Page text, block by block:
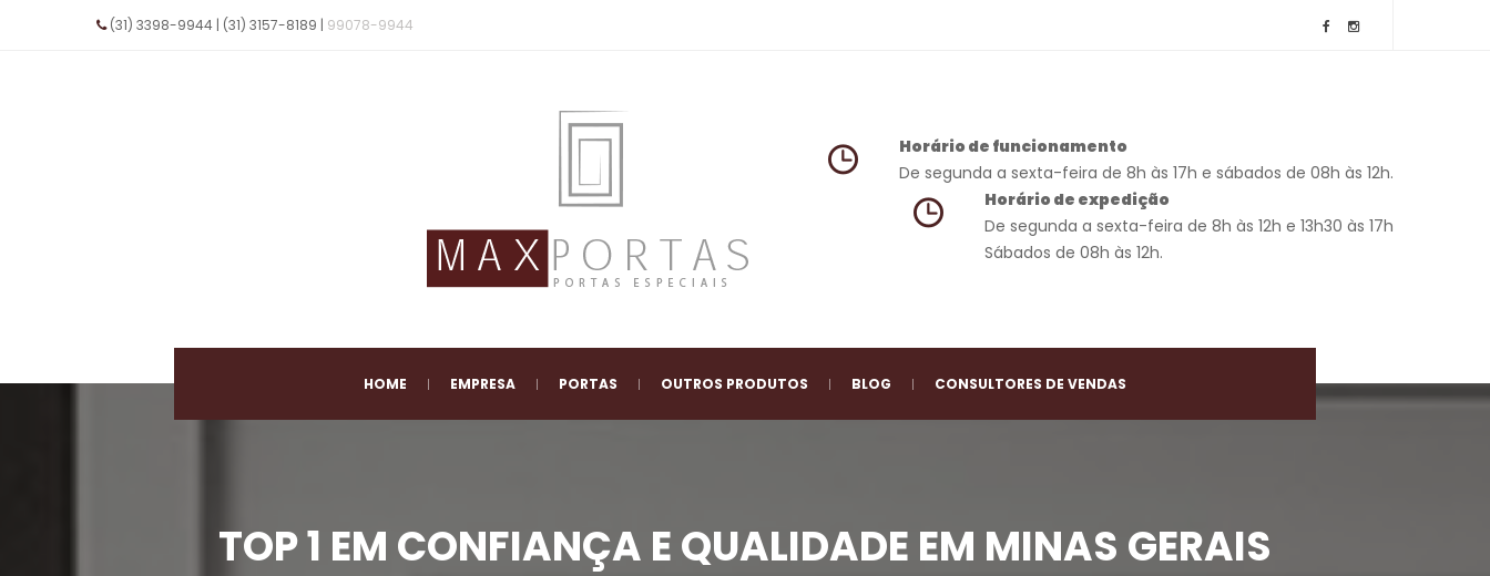
(31) 3398-9944 | (31) 3157-8189 | 99078-9944
Horário de funcionamento
De segunda a sexta-feira de 8h às 17h e sábados de 08h às 12h.
Horário de expedição
De segunda a sexta-feira de 8h às 12h e 13h30 às 17h
Sábados de 08h às 12h.
HOME EMPRESA PORTAS OUTROS PRODUTOS BLOG CONSULTORES DE VENDAS
TOP 1 EM CONFIANÇA E QUALIDADE EM MINAS GERAIS